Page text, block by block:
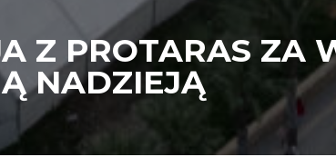
Z PROTARAS ZA
NADZIEJĄ